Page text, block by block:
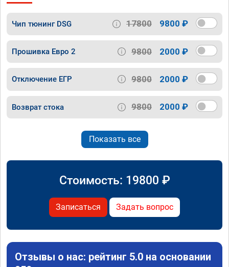
Чип тюнинг DSG 17800 9800 ₽
Прошивка Евро 2 9800 2000 ₽
Отключение ЕГР 9800 2000 ₽
Возврат стока 9800 2000 ₽
Показать все
Стоимость: 19800 ₽
Записаться Задать вопрос
Отзывы о нас: рейтинг 5.0 на основании